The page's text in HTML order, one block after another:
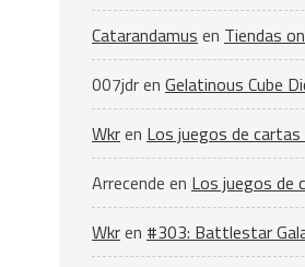
Catarandamus en Tiendas
007jdren Gelatinous Cube
Wkren Los juegos de
Arrecende en Los juegos de
Wkren #303: Battlestar